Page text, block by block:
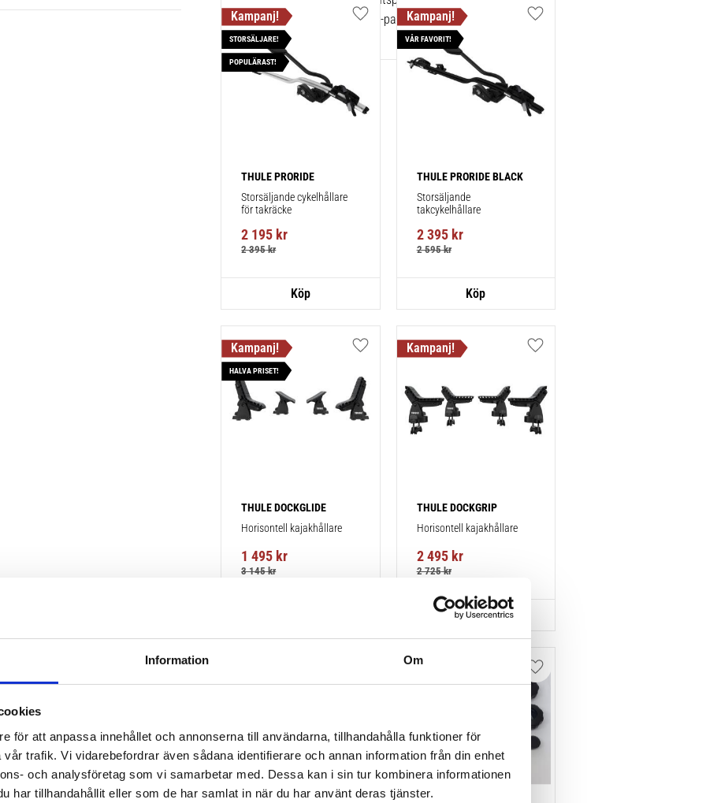
Information Om
för att anpassa innehållet och annonserna till användarna, tillhandahålla funktioner för
trafik. Vi vidarebefordrar även sådana identifierare och annan information från din enhet
och analysföretag som vi samarbetar med. Dessa kan i sin tur kombinera informationen
har tillhandahållit eller som de har samlat in när du har använt deras tjänster.
svart polymer. 2-pack.
THULE PRORIDE
Storsäljande cykelhållare
för takräcke
2 195 kr
2 395kr
STORSÄLJARE!
POPULÄRAST!
Lägg till i favoriter
THULE PRORIDE BLACK
Storsäljande
takcykelhållare
2 395kr
2 595kr
VÅR FAVORIT!
Lägg till i favoriter
THULE DOCKGLIDE
Horisontell kajakhållare
1 495 kr
3 145kr
HALVA PRISET!
Lägg till i favoriter
THULE DOCKGRIP
Horisontell kajakhållare
2 495kr
2 725kr
Lägg till i favoriter
Lägg till i favoriter